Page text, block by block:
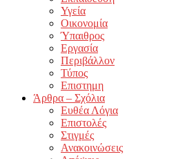
Υγεία
Οικονομία
Ύπαιθρος
Εργασία
Περιβάλλον
Τύπος
Επιστημη
Άρθρα – Σχόλια
Ευθέα Λόγια
Επιστολές
Στιγμές
Ανακοινώσεις